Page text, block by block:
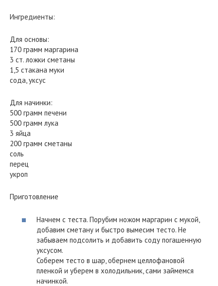
Ингредиенты:
Для основы:
170 грамм маргарина
3 ст. ложки сметаны
1,5 стакана муки
сода, уксус
Для начинки:
500 грамм печени
500 грамм лука
3 яйца
200 грамм сметаны
соль
перец
укроп
Приготовление
Начнем с теста. Порубим ножом маргарин с мукой,
добавим сметану и быстро вымесим тесто. Не
забываем подсолить и добавить соду погашенную
уксусом.
Соберем тесто в шар, обернем целлофановой
пленкой и уберем в холодильник, сами займемся
начинкой.